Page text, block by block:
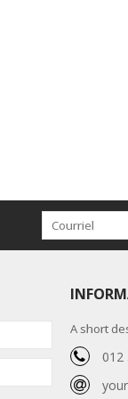
A short
012